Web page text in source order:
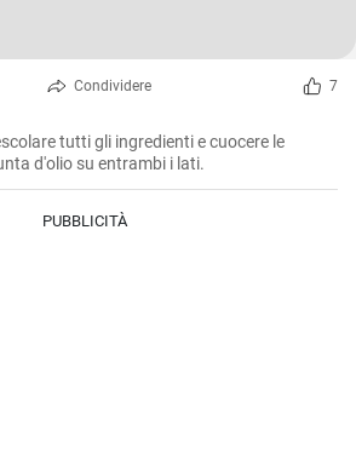
Condividere 7
tutti gli ingredienti e cuocere le
d'olio su entrambi i lati.
PUBBLICITÀ